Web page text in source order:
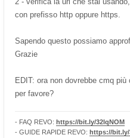
con prefisso http oppure https.
Sapendo questo possiamo
Grazie
EDIT: ora non dovrebbe cmq
per favore?
- FAQ REVO: https://bit.ly/32lqNOM
- GUIDE RAPIDE REVO: https://